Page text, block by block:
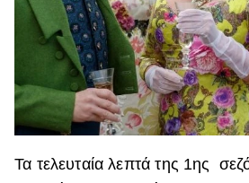
Τα τελευταία λεπτά της 1ης